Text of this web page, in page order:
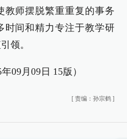
教师摆脱繁重重复的事务
时间和精力专注于教学研
领。
09月09日 15版）
[ 责编：孙宗鹤 ]